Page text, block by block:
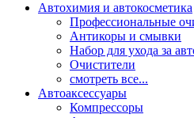
Автохимия и автокосметика
Профессиональные
Антикоры и смывки
Набор для ухода за
Очистители
смотреть все...
Автоаксессуары
Компрессоры